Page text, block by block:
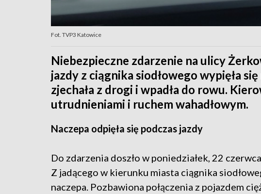
Fot. TVP3 Katowice
Niebezpieczne zdarzenie na ulicy
jazdy z ciągnika siodłowego wypięła
zjechała z drogi i wpadła do rowu.
utrudnieniami i ruchem wahadłowym.
Naczepa odpięła się podczas jazdy
Do zdarzenia doszło w poniedziałek, 22
Z jadącego w kierunku miasta ciągnika
naczepa. Pozbawiona połączenia z pojazdem